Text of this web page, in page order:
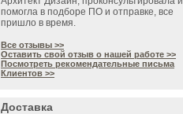
помогла в подборе ПО и отправке, все
пришло в время.
Все отзывы >>
Оставить свой отзыв о нашей работе >>
Посмотреть рекомендательные письма
Клиентов >>
Доставка